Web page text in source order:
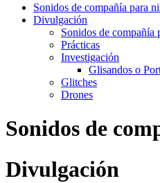
Sonidos de compañía para
Divulgación
Sonidos de compañía
Prácticas
Investigación
Glisandos o
Glitches
Drones
Sonidos de
Divulgación